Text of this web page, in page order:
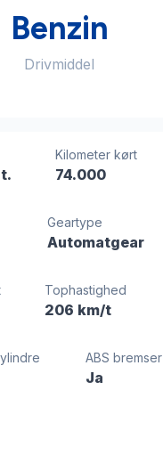
Benzin
Drivmiddel
Kilometer kørt
74.000
Geartype
Automatgear
Tophastighed
206 km/t
ABS bremser
Ja